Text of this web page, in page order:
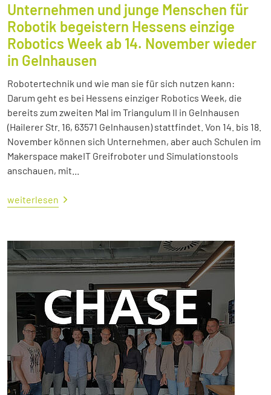
Unternehmen und junge Menschen für
Robotik begeistern Hessens einzige
Robotics Week ab 14. November wieder
in Gelnhausen
Robotertechnik und wie man sie für sich nutzen kann:
Darum geht es bei Hessens einziger Robotics Week, die
bereits zum zweiten Mal im Triangulum II in Gelnhausen
(Hailerer Str. 16, 63571 Gelnhausen) stattfindet. Von 14. bis 18.
November können sich Unternehmen, aber auch Schulen im
Makerspace makeIT Greifroboter und Simulationstools
anschauen, mit...
weiterlesen